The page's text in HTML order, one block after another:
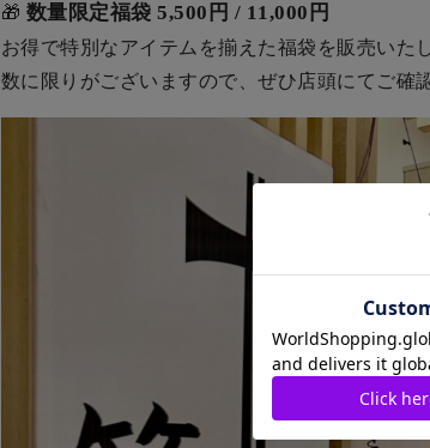
🎁 数量限定福袋 5,500円 / 11,000円
お得で特別なアイテムを揃えた福袋を販売いた
数に限りがございますので、ぜひ店頭にてご確